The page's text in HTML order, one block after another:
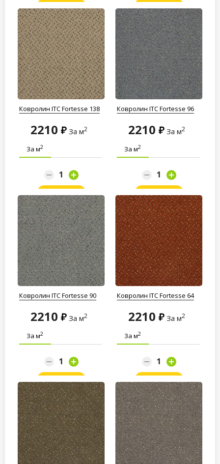
Ковролин ITC Fortesse 138
2210 За м2
За м2
Ковролин ITC Fortesse 96
2210 За м2
За м2
Ковролин ITC Fortesse 90
2210 За м2
За м2
Ковролин ITC Fortesse 64
2210 За м2
За м2